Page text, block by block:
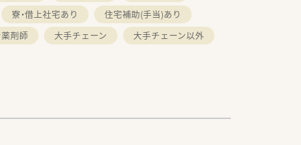
寮・借上社宅あり
住宅補助(手当)あり
剤師 大手チェーン
大手チェーン以外